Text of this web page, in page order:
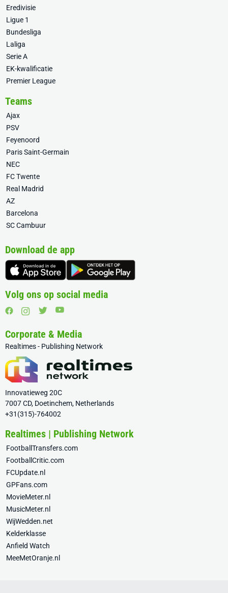
Eredivisie
Ligue 1
Bundesliga
Laliga
Serie A
EK-kwalificatie
Premier League
Teams
Ajax
PSV
Feyenoord
Paris Saint-Germain
NEC
FC Twente
Real Madrid
AZ
Barcelona
SC Cambuur
Download de app
Volg ons op social media
Corporate & Media
Realtimes - Publishing Network
Innovatieweg 20C
7007 CD, Doetinchem, Netherlands
+31(315)-764002
Realtimes | Publishing Network
FootballTransfers.com
FootballCritic.com
FCUpdate.nl
GPFans.com
MovieMeter.nl
MusicMeter.nl
WijWedden.net
Kelderklasse
Anfield Watch
MeeMetOranje.nl